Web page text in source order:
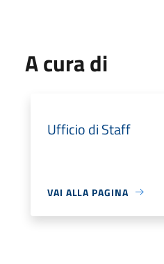
A cura di
Ufficio di Staff
VAI ALLA PAGINA